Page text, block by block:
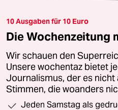
10 Ausgaben für 10 Euro
Die Wochenzeitung
Wir schauen den
Unsere wochentaz bietet
Journalismus, der es
Stimmen, die woanders
Jeden Samstag als